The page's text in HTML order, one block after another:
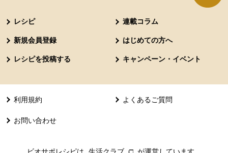
レシピ 連載コラム
新規会員登録 はじめての方へ
レシピを投稿する キャンペーン・イベント
利用規約 よくあるご質問
お問い合わせ